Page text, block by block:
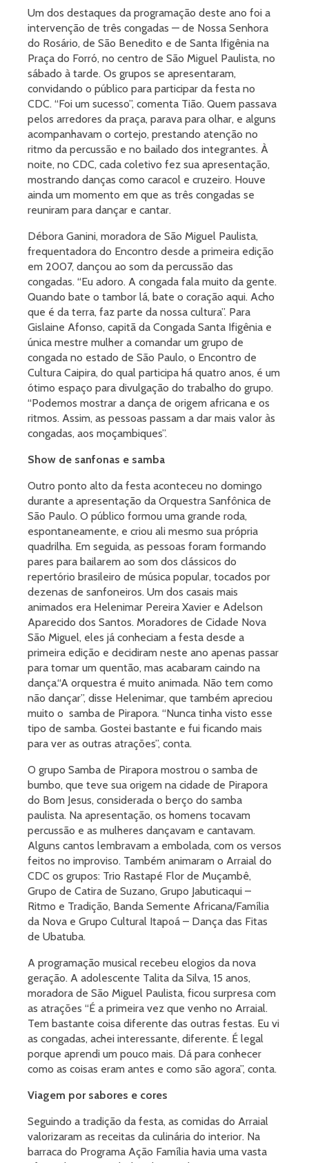
Um dos destaques da programação deste ano foi a
intervenção de três congadas — de Nossa Senhora
do Rosário, de São Benedito e de Santa Ifigênia na
Praça do Forró, no centro de São Miguel Paulista, no
sábado à tarde. Os grupos se apresentaram,
convidando o público para participar da festa no
CDC. “Foi um sucesso”, comenta Tião. Quem passava
pelos arredores da praça, parava para olhar, e alguns
acompanhavam o cortejo, prestando atenção no
ritmo da percussão e no bailado dos integrantes. À
noite, no CDC, cada coletivo fez sua apresentação,
mostrando danças como caracol e cruzeiro. Houve
ainda um momento em que as três congadas se
reuniram para dançar e cantar.
Débora Ganini, moradora de São Miguel Paulista,
frequentadora do Encontro desde a primeira edição
em 2007, dançou ao som da percussão das
congadas. “Eu adoro. A congada fala muito da gente.
Quando bate o tambor lá, bate o coração aqui. Acho
que é da terra, faz parte da nossa cultura”. Para
Gislaine Afonso, capitã da Congada Santa Ifigênia e
única mestre mulher a comandar um grupo de
congada no estado de São Paulo, o Encontro de
Cultura Caipira, do qual participa há quatro anos, é um
ótimo espaço para divulgação do trabalho do grupo.
“Podemos mostrar a dança de origem africana e os
ritmos. Assim, as pessoas passam a dar mais valor às
congadas, aos moçambiques”.
Show de sanfonas e samba
Outro ponto alto da festa aconteceu no domingo
durante a apresentação da Orquestra Sanfônica de
São Paulo. O público formou uma grande roda,
espontaneamente, e criou ali mesmo sua própria
quadrilha. Em seguida, as pessoas foram formando
pares para bailarem ao som dos clássicos do
repertório brasileiro de música popular, tocados por
dezenas de sanfoneiros. Um dos casais mais
animados era Helenimar Pereira Xavier e Adelson
Aparecido dos Santos. Moradores de Cidade Nova
São Miguel, eles já conheciam a festa desde a
primeira edição e decidiram neste ano apenas passar
para tomar um quentão, mas acabaram caindo na
dança.“A orquestra é muito animada. Não tem como
não dançar”, disse Helenimar, que também apreciou
muito o samba de Pirapora. “Nunca tinha visto esse
tipo de samba. Gostei bastante e fui ficando mais
para ver as outras atrações”, conta.
O grupo Samba de Pirapora mostrou o samba de
bumbo, que teve sua origem na cidade de Pirapora
do Bom Jesus, considerada o berço do samba
paulista. Na apresentação, os homens tocavam
percussão e as mulheres dançavam e cantavam.
Alguns cantos lembravam a embolada, com os versos
feitos no improviso. Também animaram o Arraial do
CDC os grupos: Trio Rastapé Flor de Muçambê,
Grupo de Catira de Suzano, Grupo Jabuticaqui –
Ritmo e Tradição, Banda Semente Africana/Família
da Nova e Grupo Cultural Itapoá – Dança das Fitas
de Ubatuba.
A programação musical recebeu elogios da nova
geração. A adolescente Talita da Silva, 15 anos,
moradora de São Miguel Paulista, ficou surpresa com
as atrações “É a primeira vez que venho no Arraial.
Tem bastante coisa diferente das outras festas. Eu vi
as congadas, achei interessante, diferente. É legal
porque aprendi um pouco mais. Dá para conhecer
como as coisas eram antes e como são agora”, conta.
Viagem por sabores e cores
Seguindo a tradição da festa, as comidas do Arraial
valorizaram as receitas da culinária do interior. Na
barraca do Programa Ação Família havia uma vasta